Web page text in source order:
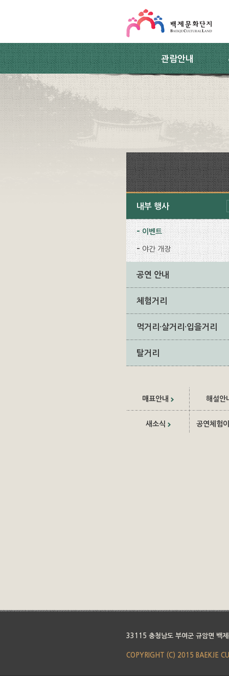
관람안내
내부 행사
이벤트
야간 개장
공연 안내
체험거리
먹거리·살거리·입을거리
탈거리
매표안내 해설안
새소식 공연체험
33115 충청남도 부여군 규암면 백
COPYRIGHT (C) 2015 BAEKJE